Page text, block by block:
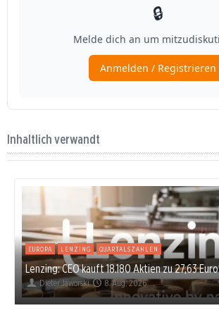
Inhaltlich verwandt
EUROPA LENZING QUARTALSZAHLEN
Lenzing: CEO kauft 18.180 Aktien zu 27,63 Euro
Dieter Jaworski 8. Aug. 2026